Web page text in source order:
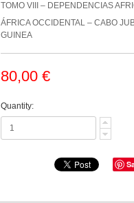
TOMO VIII – DEPENDENCIAS
ÁFRICA OCCIDENTAL – CABO
GUINEA
80,00 €
Quantity: